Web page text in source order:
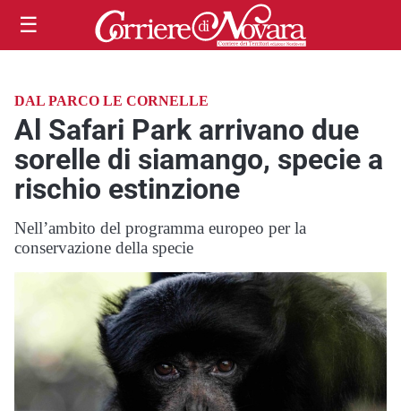
☰
DAL PARCO LE CORNELLE
Al Safari Park arrivano due
sorelle di siamango, specie a
rischio estinzione
Nell’ambito del programma europeo per la
conservazione della specie